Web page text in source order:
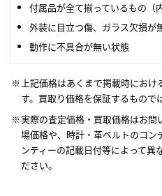
付属品が全て揃っているもの（
外装に目立つ傷、ガラス欠損が
動作に不具合が無い状態
上記価格はあくまで掲載時にお
す。買取り価格を保証するもので
実際の査定価格・買取価格はお
場価格や、時計・革ベルトのコン
ンティーの記載日付等によって異
ださい。